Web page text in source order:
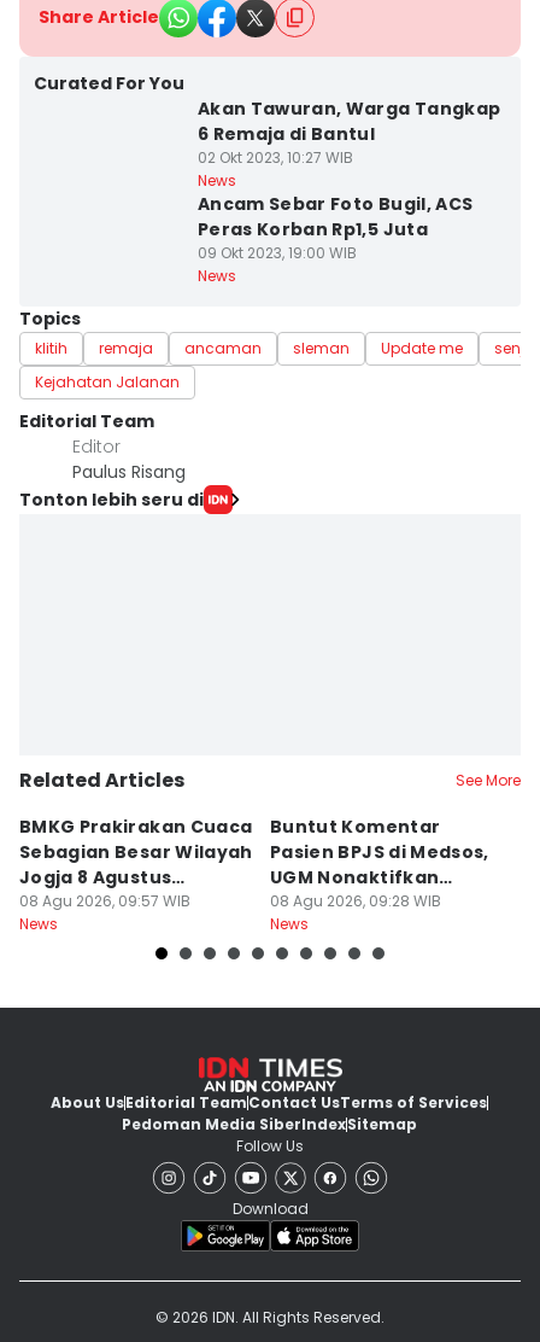
Share Article
Curated For You
Akan Tawuran, Warga Tangkap
6 Remaja di Bantul
02 Okt 2023, 10:27 WIB
News
Ancam Sebar Foto Bugil, ACS
Peras Korban Rp1,5 Juta
09 Okt 2023, 19:00 WIB
News
Topics
klitih remaja ancaman sleman Update me
Kejahatan Jalanan
Editorial Team
Editor
Paulus Risang
Tonton lebih seru di
Related Articles See More
BMKG Prakirakan Cuaca
Sebagian Besar Wilayah
Jogja 8 Agustus
Berawan
08 Agu 2026, 09:57 WIB
News
Buntut Komentar
Pasien BPJS di Medsos,
UGM Nonaktifkan
Dokter PPDS
08 Agu 2026, 09:28 WIB
News
About UsEditorial TeamContact UsTerms of Services
Pedoman Media SiberIndexSitemap
Follow Us
Download
© 2026 IDN. All Rights Reserved.